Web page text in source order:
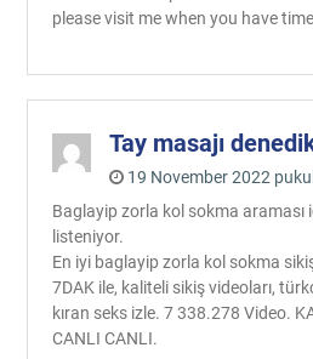
please visit me when you have
Tay masajı
19 November 2022
Baglayip zorla kol sokma araması
listeniyor.
En iyi baglayip zorla kol sokma
7DAK ile, kaliteli sikiş videoları,
kıran seks izle. 7 338.278 Video.
CANLI CANLI.